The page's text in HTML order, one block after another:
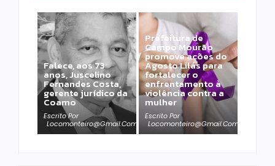
Falece, aos 73
anos, Juscelino
Fernandes Costa,
gerente jurídico da
Coamo
Escrito Por
Locomonteiro@gmail.com
Prefeitura de
Campo Mourão
promove ações do
Agosto Lilás para
fortalecer o
enfrentamento à
violência contra a
mulher
Escrito Por
Locomonteiro@gmail.com